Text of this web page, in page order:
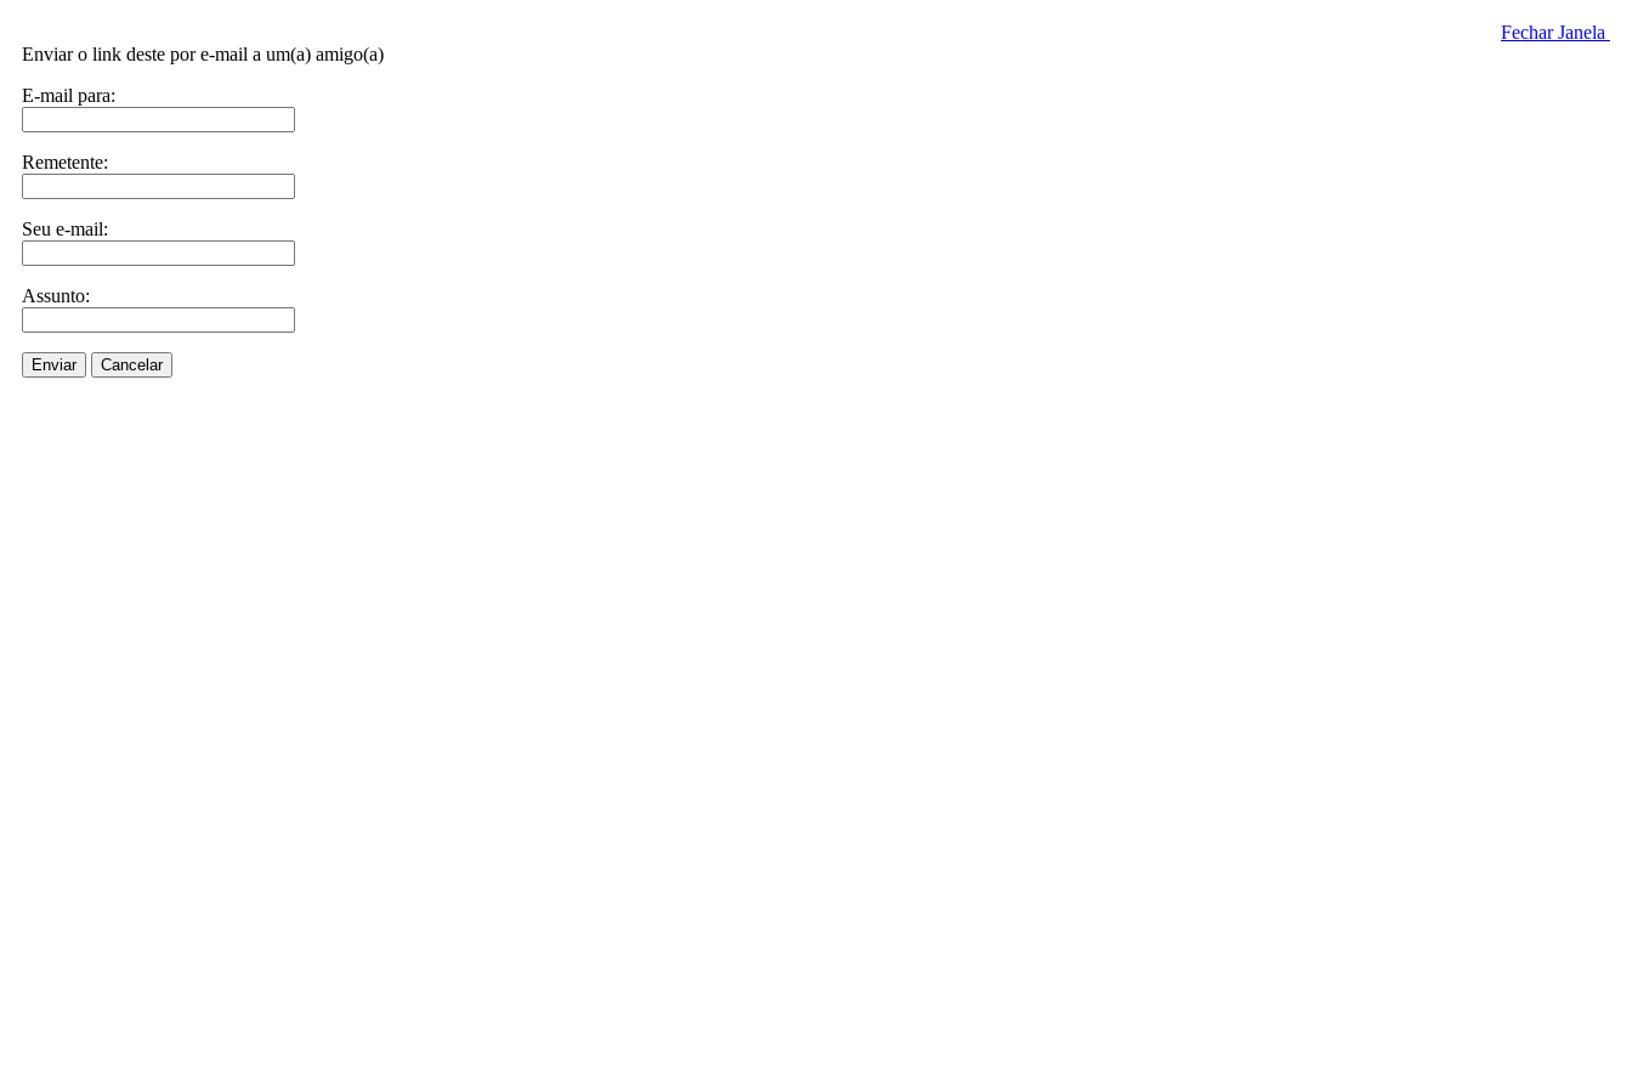
Fechar Janela
Enviar o link deste por e-mail a um(a) amigo(a)
E-mail para:
Remetente:
Seu e-mail:
Assunto:
Enviar Cancelar